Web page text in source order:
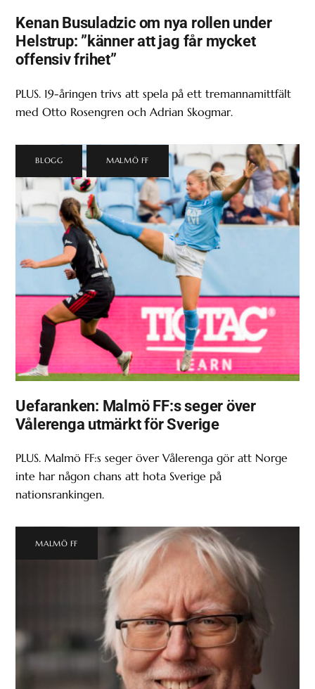
Kenan Busuladzic om nya rollen under
Helstrup: ”känner att jag får mycket
offensiv frihet”
PLUS. 19-åringen trivs att spela på ett tremannamittfält
med Otto Rosengren och Adrian Skogmar.
BLOGG MALMÖ FF
Uefaranken: Malmö FF:s seger över
Vålerenga utmärkt för Sverige
PLUS. Malmö FF:s seger över Vålerenga gör att Norge
inte har någon chans att hota Sverige på
nationsrankingen.
MALMÖ FF